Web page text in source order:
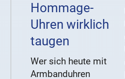
Hommage-
Uhren wirklich
taugen
Wer sich heute mit
Armbanduhren